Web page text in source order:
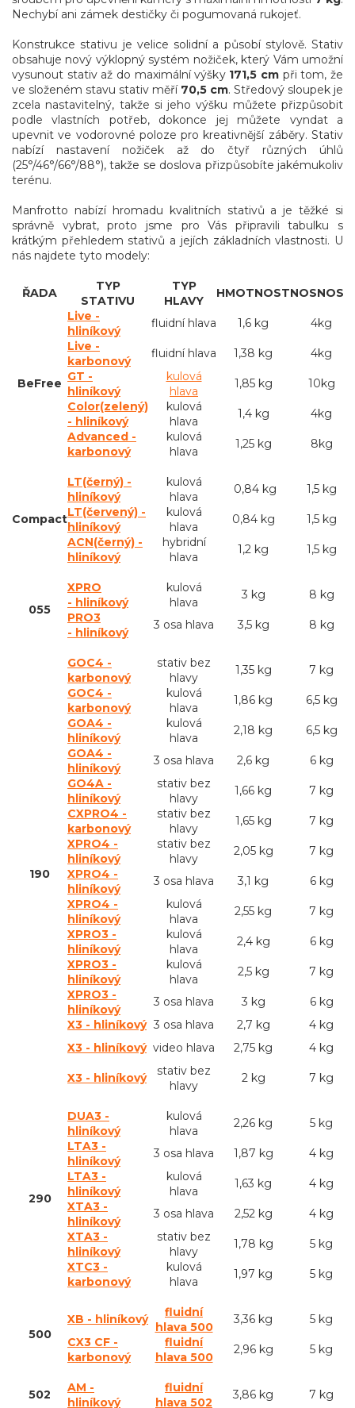
Nechybí ani zámek destičky či pogumovaná rukojeť.
Konstrukce stativu je velice solidní a působí stylově. Stativ
obsahuje nový výklopný systém nožiček, který Vám umožní
vysunout stativ až do maximální výšky 171,5 cmpři tom, že
ve složeném stavu stativ měří 70,5 cm. Středový sloupek je
zcela nastavitelný, takže si jeho výšku můžete přizpůsobit
podle vlastních potřeb, dokonce jej můžete vyndat a
upevnit ve vodorovné poloze pro kreativnější záběry. Stativ
nabízí nastavení nožiček až do čtyř různých úhlů
(25°/46°/66°/88°), takže se doslova přizpůsobíte jakémukoliv
terénu.
Manfrotto nabízí hromadu kvalitních stativů a je těžké si
správně vybrat, proto jsme pro Vás připravili tabulku s
krátkým přehledem stativů a jejích základních vlastnosti. U
nás najdete tyto modely:
ŘADA
TYP
STATIVU
TYP
HLAVY
HMOTNOSTNOSNOST
BeFree
Live -
hliníkový
fluidní hlava 1,6 kg 4kg
Live -
karbonový
fluidní hlava 1,38 kg 4kg
GT -
hliníkový
kulová
hlava
1,85 kg 10kg
Color(zelený)
- hliníkový
kulová
hlava
1,4 kg
4kg
Advanced -
karbonový
kulová
hlava
1,25 kg 8kg
Compact
LT(černý) -
hliníkový
kulová
hlava
0,84 kg 1,5 kg
LT(červený) -
hliníkový
kulová
hlava
0,84 kg 1,5 kg
ACN(černý) -
hliníkový
hybridní
hlava
1,2 kg 1,5 kg
055
XPRO
- hliníkový
kulová
hlava
3 kg
8 kg
PRO3
- hliníkový
3 osa hlava 3,5 kg 8 kg
190
GOC4 -
karbonový
stativ bez
hlavy
1,35 kg 7 kg
GOC4 -
karbonový
kulová
hlava
1,86 kg
6,5 kg
GOA4 -
hliníkový
kulová
hlava
2,18 kg 6,5 kg
GOA4 -
hliníkový
3 osa hlava 2,6 kg
6 kg
GO4A -
hliníkový
stativ bez
hlavy
1,66 kg 7 kg
CXPRO4 -
karbonový
stativ bez
hlavy
1,65 kg
7 kg
XPRO4 -
hliníkový
stativ bez
hlavy
2,05 kg
7 kg
XPRO4 -
hliníkový
3 osa hlava 3,1 kg 6 kg
XPRO4 -
hliníkový
kulová
hlava
2,55 kg
7 kg
XPRO3 -
hliníkový
kulová
hlava
2,4 kg
6 kg
XPRO3 -
hliníkový
kulová
hlava
2,5 kg
7 kg
XPRO3 -
hliníkový
3 osa hlava 3 kg 6 kg
X3 - hliníkový 3 osa hlava 2,7 kg 4 kg
X3 - hliníkový video hlava 2,75 kg 4 kg
X3 - hliníkový
stativ bez
hlavy
2 kg 7 kg
290
DUA3 -
hliníkový
kulová
hlava
2,26 kg 5 kg
LTA3 -
hliníkový
3 osa hlava 1,87 kg
4 kg
LTA3 -
hliníkový
kulová
hlava
1,63 kg
4 kg
XTA3 -
hliníkový
3 osa hlava 2,52 kg
4 kg
XTA3 -
hliníkový
stativ bez
hlavy
1,78 kg
5 kg
XTC3 -
karbonový
kulová
hlava
1,97 kg 5 kg
500
XB - hliníkový
fluidní
hlava 500
3,36 kg 5 kg
CX3 CF -
karbonový
fluidní
hlava 500
2,96 kg 5 kg
502
AM -
hliníkový
fluidní
hlava 502
3,86 kg 7 kg